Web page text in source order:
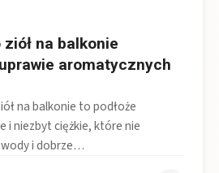
na balkonie
aromatycznych
na balkonie to podłoże
i niezbyt ciężkie, które nie
i dobrze…